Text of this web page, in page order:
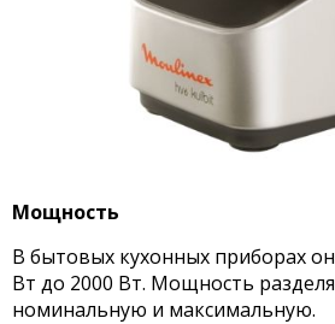
Мощность
В бытовых кухонных приборах
Вт до 2000 Вт. Мощность
номинальную и максимальную.